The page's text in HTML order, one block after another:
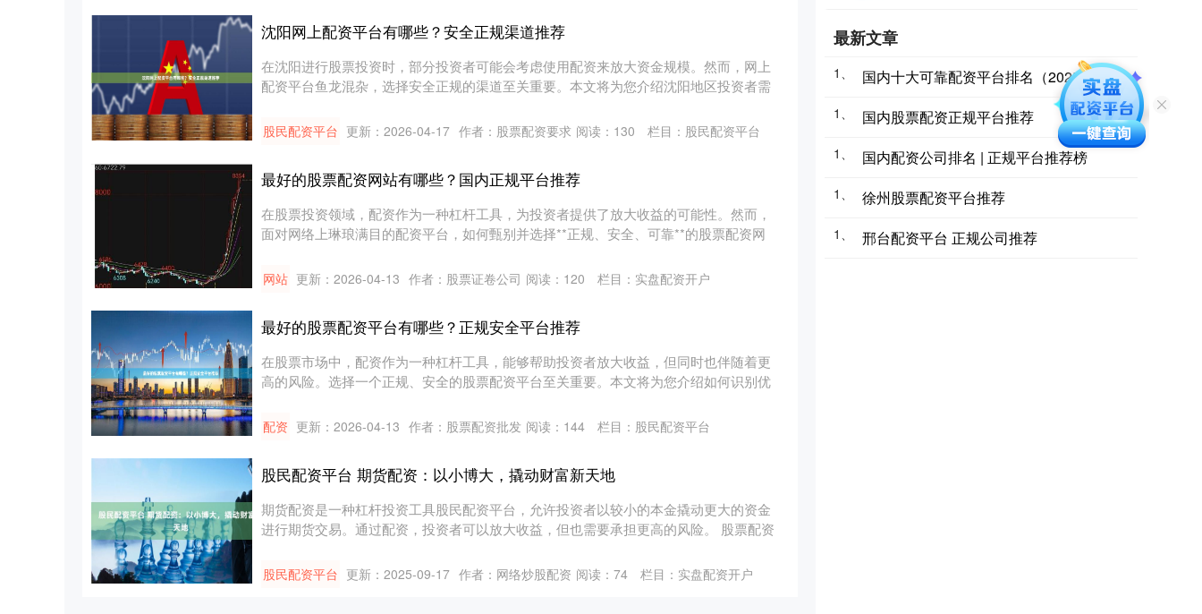
沈阳网上配资平台有哪些？安全正规渠道推荐
在沈阳进行股票投资时，部分投资者可能会考虑使用配资来放大资金规模。然而，网上
配资平台鱼龙混杂，选择安全正规的渠道至关重要。本文将为您介绍沈阳地区投资者需
股民配资平台 更新：2026-04-17 作者：股票配资要求 阅读： 130 栏目： 股民配资平台
最好的股票配资网站有哪些？国内正规平台推荐
在股票投资领域，配资作为一种杠杆工具，为投资者提供了放大收益的可能性。然而，
面对网络上琳琅满目的配资平台，如何甄别并选择**正规、安全、可靠**的股票配资网
网站 更新：2026-04-13 作者：股票证卷公司 阅读： 120 栏目： 实盘配资开户
最好的股票配资平台有哪些？正规安全平台推荐
在股票市场中，配资作为一种杠杆工具，能够帮助投资者放大收益，但同时也伴随着更
高的风险。选择一个正规、安全的股票配资平台至关重要。本文将为您介绍如何识别优
配资 更新：2026-04-13 作者：股票配资批发 阅读： 144 栏目： 股民配资平台
股民配资平台 期货配资：以小博大，撬动财富新天地
期货配资是一种杠杆投资工具股民配资平台，允许投资者以较小的本金撬动更大的资金
进行期货交易。通过配资，投资者可以放大收益，但也需要承担更高的风险。 股票配资
股民配资平台 更新：2025-09-17 作者：网络炒股配资 阅读： 74 栏目： 实盘配资开户
最新文章
1、 国内十大可靠配资平台排名（2025精选）
1、 国内股票配资正规平台推荐
1、 国内配资公司排名 | 正规平台推荐榜
1、 徐州股票配资平台推荐
1、 邢台配资平台 正规公司推荐